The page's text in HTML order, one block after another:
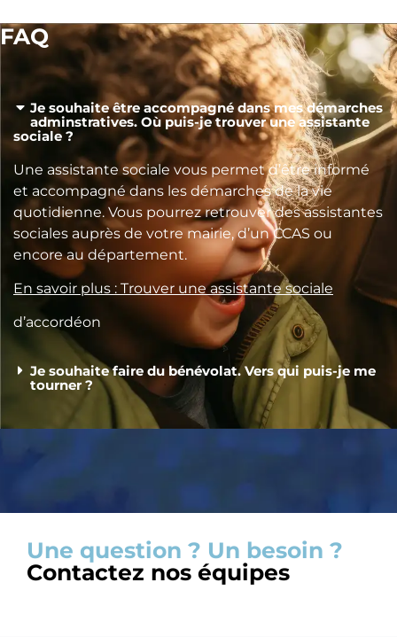
FAQ
Je souhaite être accompagné dans mes démarches
adminstratives. Où puis-je trouver une assistante
sociale ?
Une assistante sociale vous permet d’être informé
et accompagné dans les démarches de la vie
quotidienne. Vous pourrez retrouver des assistantes
sociales auprès de votre mairie, d’un CCAS ou
encore au département.
En savoir plus : Trouver une assistante sociale
d’accordéon
Je souhaite faire du bénévolat. Vers qui puis-je me
tourner ?
Une question ? Un besoin ?
Contactez nos équipes